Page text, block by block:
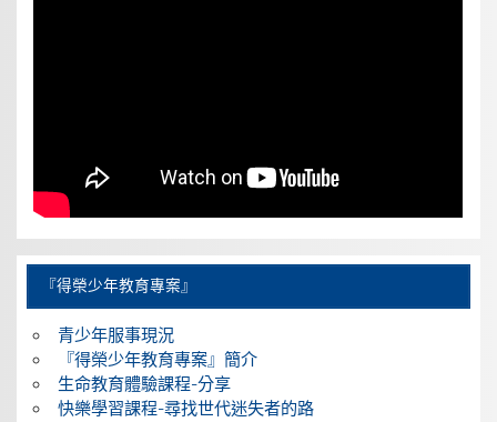
『得榮少年教育專案』
青少年服事現況
『得榮少年教育專案』簡介
生命教育體驗課程-分享
快樂學習課程-尋找世代迷失者的路